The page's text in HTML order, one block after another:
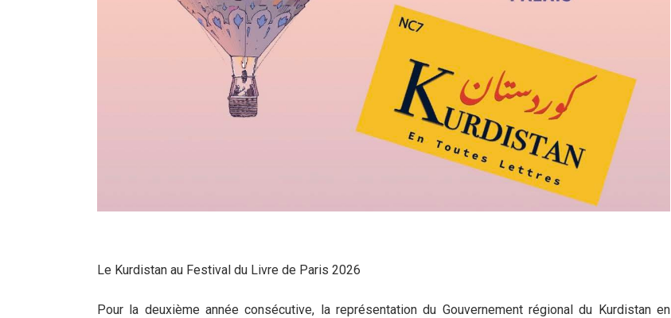
Le Kurdistan au Festival du Livre de Paris 2026
Pour la deuxième année consécutive, la représentation du Gouvernement régional du Kurdistan en